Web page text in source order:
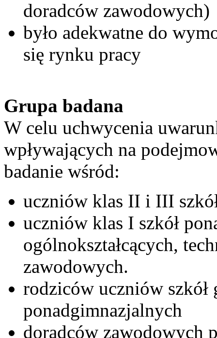
doradców zawodowych)
było adekwatne do
się rynku pracy
Grupa badana
W celu uchwycenia
wpływających na
badanie wśród:
uczniów klas II i III
uczniów klas I szkół
ogólnokształcących,
zawodowych.
rodziców uczniów
ponadgimnazjalnych
doradców zawodowych